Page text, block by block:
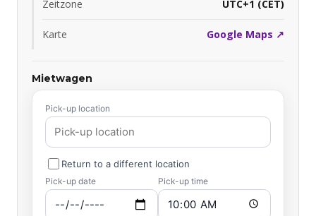
Zeitzone UTC+1 (CET)
Karte Google Maps ↗
Mietwagen